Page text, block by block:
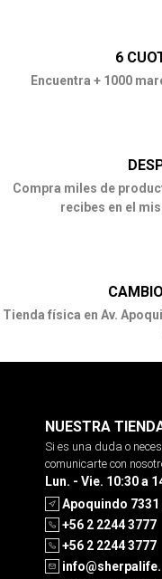
6
Encuentra + 1000
Compra miles de
recibes en el
Tienda física en Av.
NUESTRA
Si es una duda o
comunicarte con
Lun. - Vie. 10:30 a
Apoquindo 7331
+56 2 2244 3777
+56 2 2244 3777